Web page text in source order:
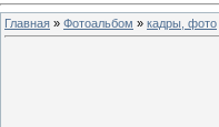
Главная » Фотоальбом » кадры, фото